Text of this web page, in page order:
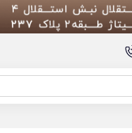
محصولات پیشنهادی
سری یدک مسواک برقی